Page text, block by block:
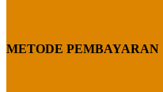
METODE PEMBAYARAN